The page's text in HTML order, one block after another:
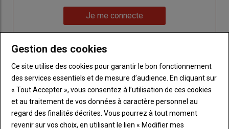
passe"
connecte"
Je me connecte
Sous-
titre
Vous n'êtes pas abonné(e)
TITRE CRÉEZ UN COMPTE
BodyChoisissez votre formule et créez votre
compte pour accéder à tout Réussir Agri72
Gestion des cookies
Ce site utilise des cookies pour garantir le bon fonctionnement
des services essentiels et de mesure d’audience. En cliquant sur
« Tout Accepter », vous consentez à l’utilisation de ces cookies
et au traitement de vos données à caractère personnel au
regard des finalités décrites. Vous pourrez à tout moment
revenir sur vos choix, en utilisant le lien « Modifier mes